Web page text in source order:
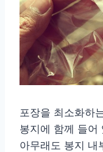
포장을 최소화하
봉지에 함께 들어
아무래도 봉지 내